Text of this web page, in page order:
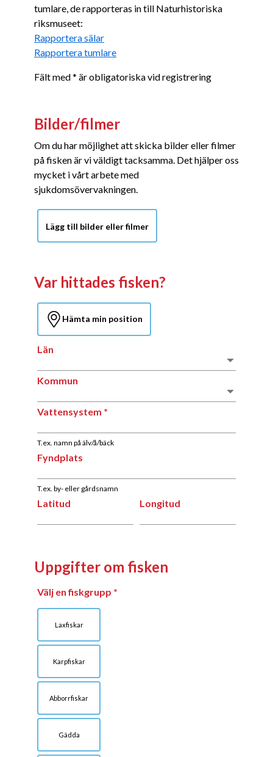
tumlare, de rapporteras in till Naturhistoriska
riksmuseet:
Rapportera sälar
Rapportera tumlare
Fält med * är obligatoriska vid registrering
Bilder/filmer
Om du har möjlighet att skicka bilder eller filmer
på fisken är vi väldigt tacksamma. Det hjälper oss
mycket i vårt arbete med
sjukdomsövervakningen.
Lägg till bilder eller filmer
Var hittades fisken?
Hämta min position
Hämta min position
Län
Län
Kommun
Kommun
Vattensystem
Vattensystem
T.ex. namn på älv/å/bäck
Fyndplats
Fyndplats
T.ex. by- eller gårdsnamn
Latitud
Latitud Longitud
Longitud
Uppgifter om fisken
Välj en fiskgrupp
Laxfiskar
Karpfiskar
Abborrfiskar
Gädda